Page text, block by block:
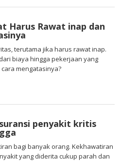
Harus Rawat inap dan
terutama jika harus rawat inap.
biaya hingga pekerjaan yang
mengatasinya?
penyakit kritis
bagi banyak orang. Kekhawatiran
yang diderita cukup parah dan